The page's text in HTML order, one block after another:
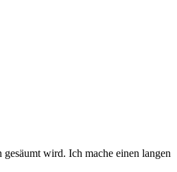
wird. Ich mache einen langen